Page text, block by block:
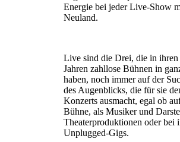
Energie bei jeder Live-Show
Neuland.
Live sind die Drei, die in
Jahren zahllose Bühnen in
haben, noch immer auf der
des Augenblicks, die für sie
Konzerts ausmacht, egal ob
Bühne, als Musiker und
Theaterproduktionen oder bei
Unplugged-Gigs.